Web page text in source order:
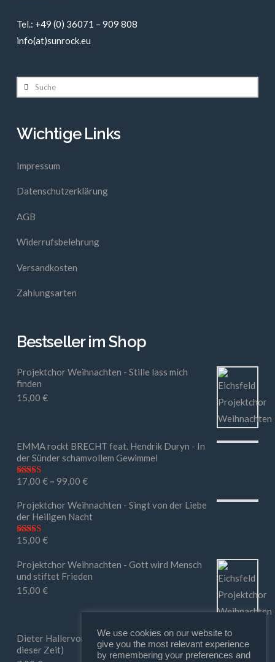
Tel.: +49 (0) 36071 – 909 808
info(at)sunrock.eu
Suche
Wichtige Links
Impressum
Datenschutzerklärung
AGB
Widerrufsbelehrung
Versandkosten
Zahlungsarten
Bestseller im Shop
Projektchor Weihnachten - Stille lass mich
finden
15,00 €
EMMA rockt BRECHT feat. Hendrik Duryn - In
der Sünder schamvollem Gewimmel
Bewertet mit
17,00 €– 99,00 €
Projektchor Weihnachten - Singt von der Liebe
der Heiligen Nacht
Bewertet mit
15,00 €
Projektchor Weihnachten - Gott wird Mensch
und stiftet Frieden
15,00 €
Dieter Hallervorden - Ihr macht mir Mut (in
dieser Zeit)
We use cookies on our website to
give you the most relevant experience
by remembering your preferences and